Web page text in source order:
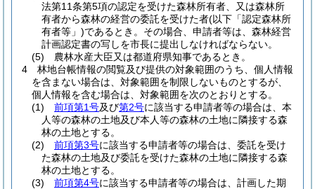
法第11条第5項の認定を受けた森林所有者、又は森林所
有者から森林の経営の委託を受けた者(以下「認定森林所
有者等」)であるとき。 その場合、申請者等は、森林経営
計画認定書の写しを市長に提出しなければならない。
(5)
農林水産大臣又は都道府県知事であるとき。
4
林地台帳情報の閲覧及び提供の対象範囲のうち、個人情報
を含まない場合は、対象範囲を制限しないものとするが、
個人情報を含む場合は、対象範囲を次のとおりとする。
(1)
前項第1号及び第2号に該当する申請者等の場合は、本
人等の森林の土地及び本人等の森林の土地に隣接する森
林の土地とする。
(2)
前項第3号に該当する申請者等の場合は、委託を受け
た森林の土地及び委託を受けた森林の土地に隣接する森
林の土地とする。
(3)
前項第4号に該当する申請者等の場合は、計画した期